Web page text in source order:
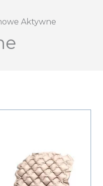
Aktywne